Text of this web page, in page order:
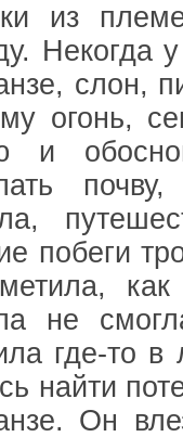
из
Некогда
слон,
огонь,
и
побеги
не
где-то
найти
Он